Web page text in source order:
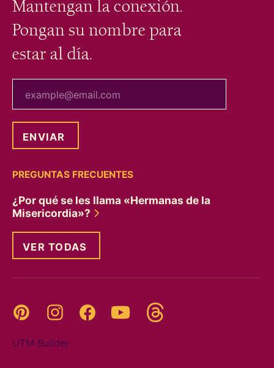
Mantengan la conexión.
Pongan su nombre para
estar al día.
PREGUNTAS FRECUENTES
¿Por qué se les llama «Hermanas de la
Misericordia»?
VER TODAS
Pinterest InstagramFacebookYouTube
UTM Builder